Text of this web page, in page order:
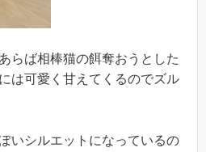
らば相棒猫の餌奪おうとした
は可愛く甘えてくるのでズル
いシルエットになっているの